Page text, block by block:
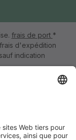
frais de port *
d'expédition
indication